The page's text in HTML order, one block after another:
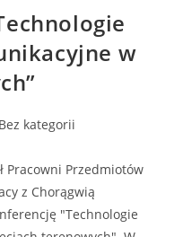
w
Bez kategorii
Pracowni Przedmiotów
z Chorągwią
"Technologie